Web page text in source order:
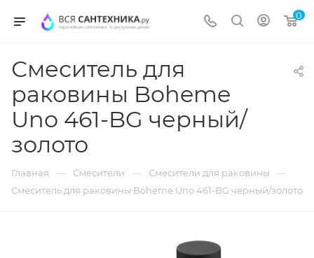
0
Смеситель для
раковины Boheme
Uno 461-BG черный/
золото
Главная — Смесители — Смесители для раковины —
Смеситель для раковины Boheme Uno 461-BG черный/золото